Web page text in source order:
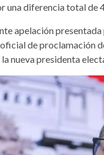
una diferencia total de
apelación
de proclamación
nueva presidenta